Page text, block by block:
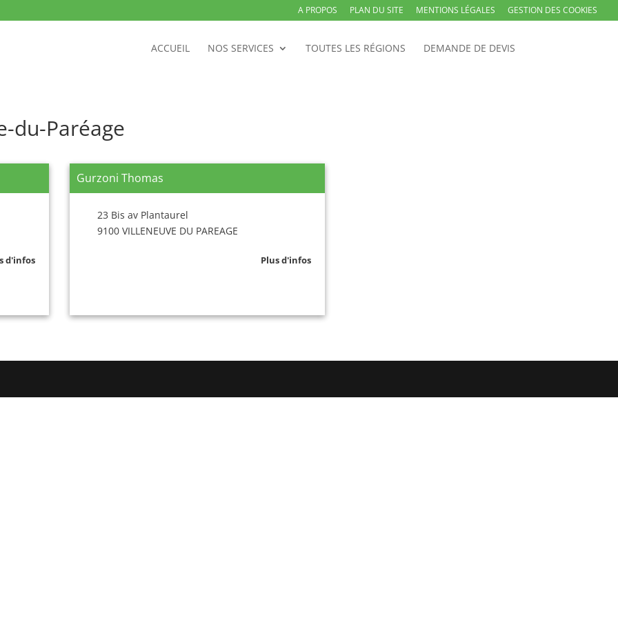
A PROPOS PLAN DU SITE MENTIONS LÉGALES GESTION DES COOKIES
ACCUEIL NOS SERVICES TOUTES LES RÉGIONS DEMANDE DE DEVIS
du-Paréage
d'infos
Gurzoni Thomas
23 Bis av Plantaurel
9100 VILLENEUVE DU PAREAGE
Plus d'infos